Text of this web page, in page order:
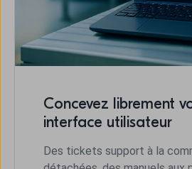
Concevez librement
interface utilisateur
Des tickets support à la